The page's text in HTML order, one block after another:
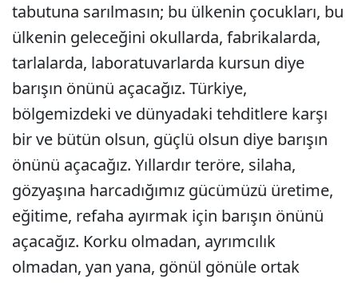
tabutuna sarılmasın; bu ülkenin çocukları, bu
ülkenin geleceğini okullarda, fabrikalarda,
tarlalarda, laboratuvarlarda kursun diye
barışın önünü açacağız. Türkiye,
bölgemizdeki ve dünyadaki tehditlere karşı
bir ve bütün olsun, güçlü olsun diye barışın
önünü açacağız. Yıllardır teröre, silaha,
gözyaşına harcadığımız gücümüzü üretime,
eğitime, refaha ayırmak için barışın önünü
açacağız. Korku olmadan, ayrımcılık
olmadan, yan yana, gönül gönüle ortak